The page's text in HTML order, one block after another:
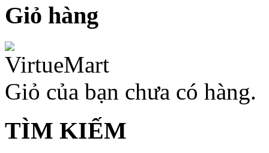
Giỏ hàng
Giỏ của bạn chưa có hàng.
TÌM KIẾM